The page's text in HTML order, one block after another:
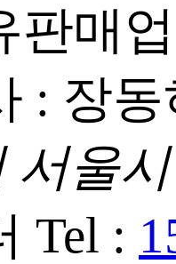
판매
: 장동
서울
Tel :